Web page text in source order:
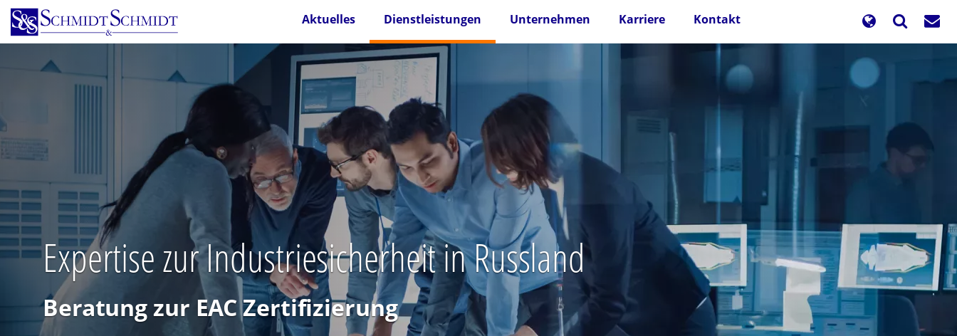
Direkt
zum
Inhalt
Aktuelles Dienstleistungen Unternehmen Karriere Kontakt
Expertise zur Industriesicherheit in Russland
Beratung zur EAC Zertifizierung